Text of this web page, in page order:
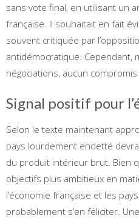
sans vote final, en utilisant un
française. Il souhaitait en fait
souvent critiquée par
antidémocratique. Cependant,
négociations, aucun
Signal positif pour
Selon le texte maintenant
pays lourdement endetté
du produit intérieur brut. Bien
objectifs plus ambitieux en
l’économie française et les
probablement s’en féliciter.